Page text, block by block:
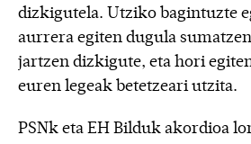
dizkigutela. Utziko bagintuzte
aurrera egiten dugula
jartzen dizkigute, eta hori
euren legeak betetzeari utzita.
PSNk eta EH Bilduk akordioa